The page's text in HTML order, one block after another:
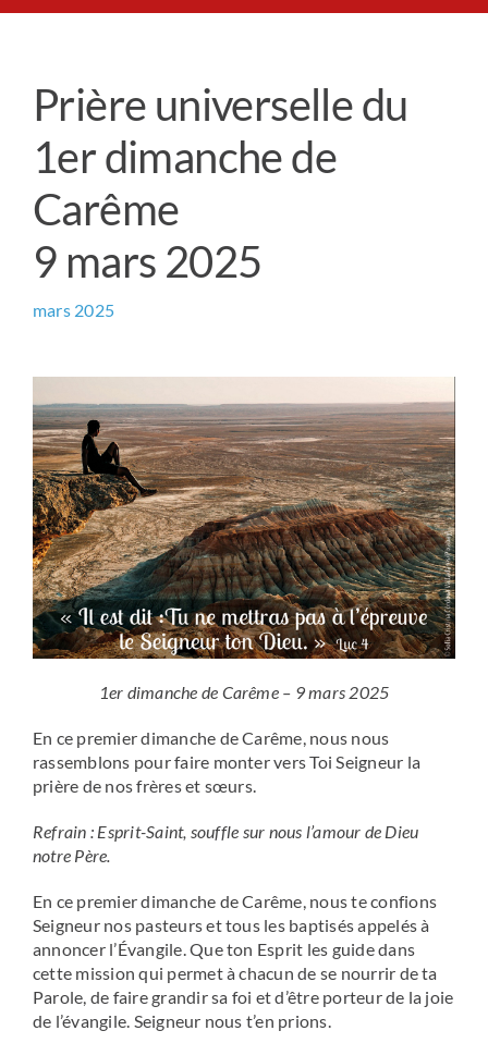
Prière universelle
Qui sommes-nous ?
Prière universelle du
1er dimanche de
Carême
9 mars 2025
mars 2025
1er dimanche de Carême – 9 mars 2025
En ce premier dimanche de Carême, nous nous
rassemblons pour faire monter vers Toi Seigneur la
prière de nos frères et sœurs.
Refrain : Esprit-Saint, souffle sur nous l’amour de Dieu
notre Père.
En ce premier dimanche de Carême, nous te confions
Seigneur nos pasteurs et tous les baptisés appelés à
annoncer l’Évangile. Que ton Esprit les guide dans
cette mission qui permet à chacun de se nourrir de ta
Parole, de faire grandir sa foi et d’être porteur de la joie
de l’évangile. Seigneur nous t’en prions.